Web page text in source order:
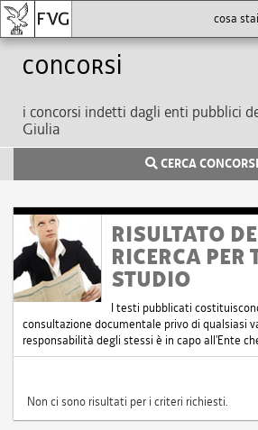
Concorsi
i concorsi indetti dagli enti pubblici
Giulia
CERCA CONCORSI
RISULTATO
RICERCA PER
STUDIO
I testi pubblicati
consultazione documentale privo di qualsiasi
responsabilità degli stessi è in capo all'Ente
Non ci sono risultati per i criteri richiesti.